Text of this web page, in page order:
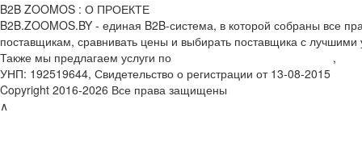
B2B ZOOMOS : О ПРОЕКТЕ
B2B.ZOOMOS.BY - единая B2B-система, в которой собраны все
поставщикам, сравнивать цены и выбирать поставщика с
Также мы предлагаем услуги по
,
УНП: 192519644, Свидетельство о регистрации от 13-08-2015
Copyright 2016-2026 Все права защищены
∧